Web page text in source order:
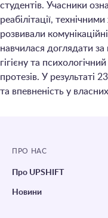
студентів. Учасники
реабілітації,
розвивали
навчилася доглядати
гігієну та
протезів. У результаті
та впевненість у
ПРО НАС
Про UPSHIFT
Новини